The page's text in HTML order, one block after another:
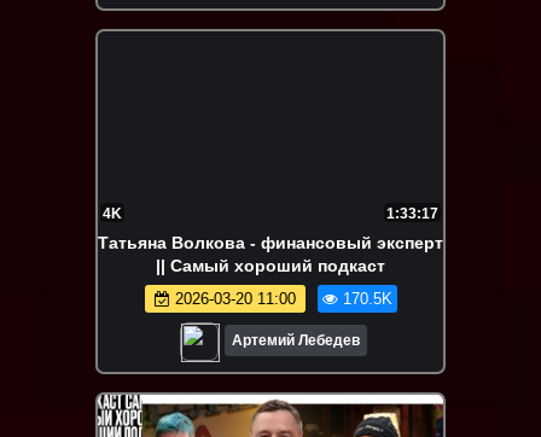
4K 1:33:17
Татьяна Волкова - финансовый эксперт
|| Самый хороший подкаст
2026-03-20 11:00 170.5K
Артемий Лебедев